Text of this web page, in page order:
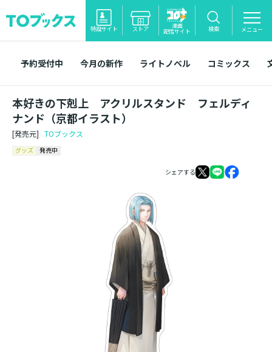
特設サイト ストア 漫画
配信サイト 検索 メニュー
予約受付中 今月の新作 ライトノベル コミックス
本好きの下剋上 アクリルスタンド フェルディ
ナンド（京都イラスト）
[発売元] TOブックス
グッズ 発売中
シェアする